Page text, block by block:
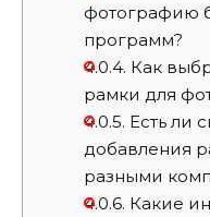
фотографию
программ?
4.0.4. Как
рамки для
4.0.5. Есть ли
добавления
разными
4.0.6. Какие